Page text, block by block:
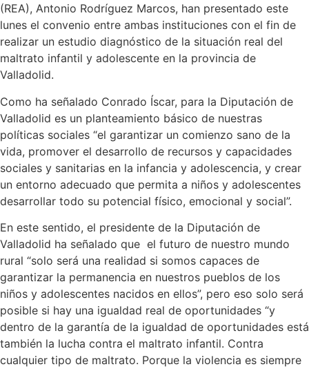
(REA), Antonio Rodríguez Marcos, han presentado este
lunes el convenio entre ambas instituciones con el fin de
realizar un estudio diagnóstico de la situación real del
maltrato infantil y adolescente en la provincia de
Valladolid.
Como ha señalado Conrado Íscar, para la Diputación de
Valladolid es un planteamiento básico de nuestras
políticas sociales “el garantizar un comienzo sano de la
vida, promover el desarrollo de recursos y capacidades
sociales y sanitarias en la infancia y adolescencia, y crear
un entorno adecuado que permita a niños y adolescentes
desarrollar todo su potencial físico, emocional y social”.
En este sentido, el presidente de la Diputación de
Valladolid ha señalado que el futuro de nuestro mundo
rural “solo será una realidad si somos capaces de
garantizar la permanencia en nuestros pueblos de los
niños y adolescentes nacidos en ellos”, pero eso solo será
posible si hay una igualdad real de oportunidades “y
dentro de la garantía de la igualdad de oportunidades está
también la lucha contra el maltrato infantil. Contra
cualquier tipo de maltrato. Porque la violencia es siempre